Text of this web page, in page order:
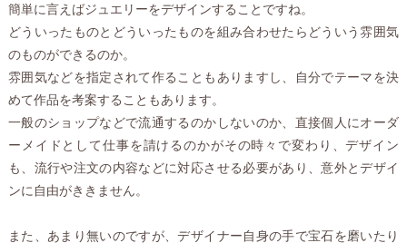
簡単に言えばジュエリーをデザインすることですね。
どういったものとどういったものを組み合わせたらどういう雰囲気
のものができるのか。
雰囲気などを指定されて作ることもありますし、自分でテーマを決
めて作品を考案することもあります。
一般のショップなどで流通するのかしないのか、直接個人にオーダ
ーメイドとして仕事を請けるのかがその時々で変わり、デザイン
も、流行や注文の内容などに対応させる必要があり、意外とデザイ
ンに自由がききません。
また、あまり無いのですが、デザイナー自身の手で宝石を磨いたり